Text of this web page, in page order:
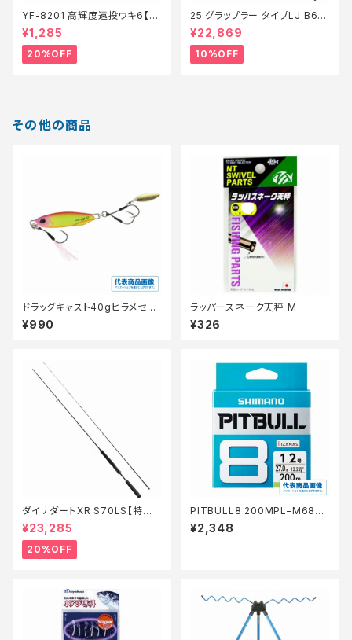
YF-8201 高輝度遠投ウキ6【特
価仕掛】【20】
¥1,285
20%OFF
25 グラップラー タイプLJ B63-
3【継続セール_ロッド】【10】
¥22,869
10%OFF
その他の商品
ドラッグキャスト40gヒラメセレ
クション
¥990
ラッパースネーク天秤 M
¥326
ダイナダートXR S70LS【特価
ロッド】【20】
¥23,285
20%OFF
PITBULL8 200MPL−M68R
緑 0.6 【継続セール_仕掛】
¥2,348